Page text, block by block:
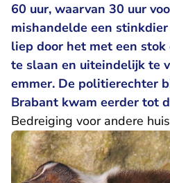
60 uur, waarvan 30 uur
mishandelde een
liep door het met een stok
te slaan en uiteindelijk te
emmer. De politierechter
Brabant kwam eerder tot
Bedreiging voor andere